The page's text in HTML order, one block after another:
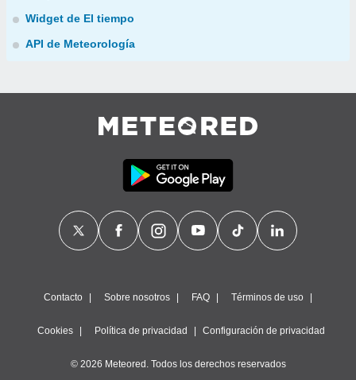
Widget de El tiempo
API de Meteorología
Contacto Sobre nosotros FAQ Términos de uso
Cookies Política de privacidad Configuración de privacidad
© 2026 Meteored. Todos los derechos reservados